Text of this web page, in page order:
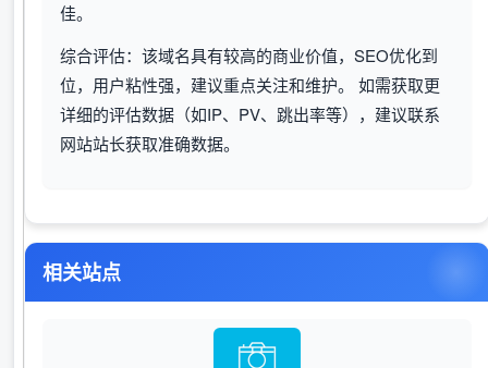
佳。
综合评估：该域名具有较高的商业价值，SEO优化到
位，用户粘性强，建议重点关注和维护。 如需获取更
详细的评估数据（如IP、PV、跳出率等），建议联系
网站站长获取准确数据。
相关站点